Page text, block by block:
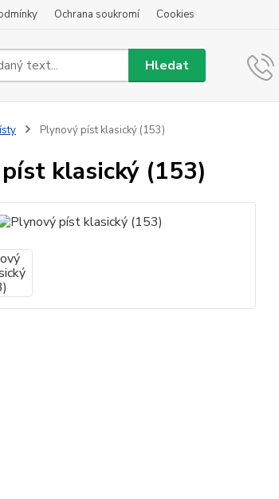
Ochrana soukromí Cookies
Hledat
Plynový píst klasický (153)
klasický (153)